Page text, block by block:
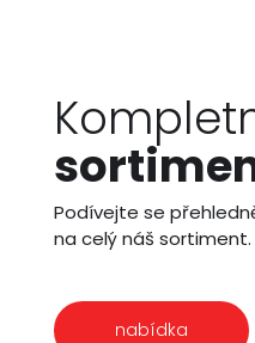
Podívejte se
na celý náš sortiment.
nabídka